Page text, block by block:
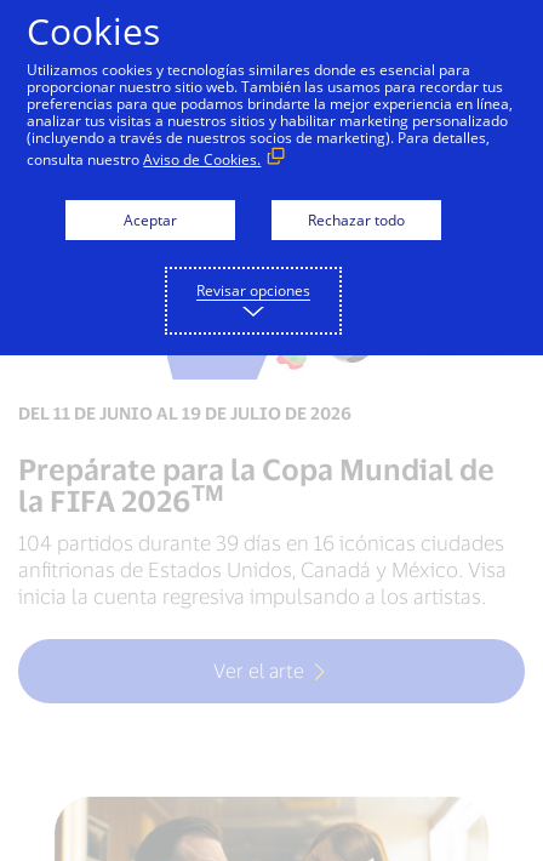
DEL 11 DE JUNIO AL 19 DE JULIO DE 2026
Prepárate para la Copa Mundial de
la FIFA 2026TM
104 partidos durante 39 días en 16 icónicas ciudades
anfitrionas de Estados Unidos, Canadá y México. Visa
inicia la cuenta regresiva impulsando a los artistas.
Ver el arte
Cookies
Utilizamos cookies y tecnologías similares donde es esencial para
proporcionar nuestro sitio web. También las usamos para recordar tus
preferencias para que podamos brindarte la mejor experiencia en línea,
analizar tus visitas a nuestros sitios y habilitar marketing personalizado
(incluyendo a través de nuestros socios de marketing). Para detalles,
consulta nuestroAviso de Cookies.
Aceptar Rechazar todo
Revisar opciones